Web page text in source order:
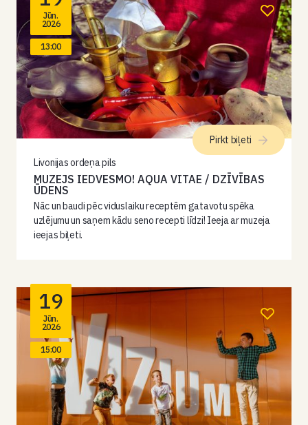
Jūn.
2026
13:00
Livonijas ordeņa pils
MUZEJS IEDVESMO! AQUA VITAE / DZĪVĪBAS
ŪDENS
Nāc un baudi pēc viduslaiku receptēm gatavotu spēka
uzlējumu un saņem kādu seno recepti līdzi! Ieeja ar muzeja
ieejas biļeti.
Pirkt biļeti
19
Jūn.
2026
15:00